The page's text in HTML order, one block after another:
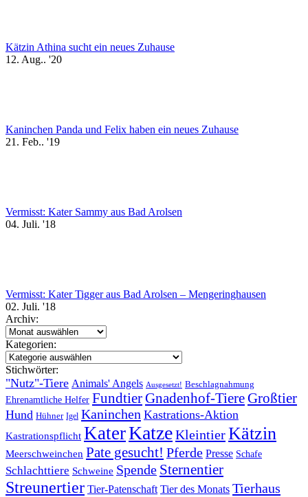
Kätzin Athina sucht ein neues Zuhause
12. Aug.. '20
Kaninchen Panda und Felix haben ein neues Zuhause
21. Feb.. '19
Vermisst: Kater Sammy aus Bad Arolsen
04. Juli. '18
Vermisst: Kater Tigger aus Bad Arolsen – Mengeringhausen
02. Juli. '18
Archiv:
Archiv:
Kategorien:
Kategorien:
Stichwörter:
"Nutz"-Tiere Animals' Angels Ausgesetzt! Beschlagnahmung
Ehrenamtliche Helfer FundtierGnadenhof-TiereGroßtier
Hund Hühner Igel Kaninchen Kastrations-Aktion
Kastrationspflicht KaterKatzeKleintierKätzin
Meerschweinchen Pate gesucht! Pferde Presse Schafe
Schlachttiere Schweine Spende Sternentier
Streunertier Tier-Patenschaft Tier des Monats Tierhaus